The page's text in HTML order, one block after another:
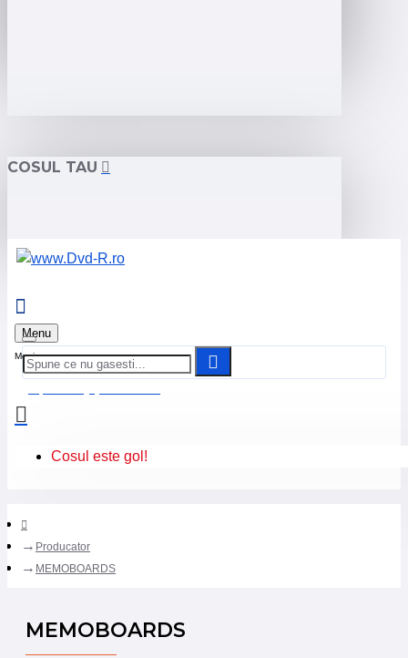
COSUL TAU
Menu
Cosul este gol!
Producator
MEMOBOARDS
MEMOBOARDS